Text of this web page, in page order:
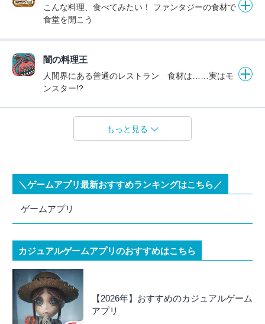
こんな料理、食べてみたい！ ファンタジーの食材で
食堂を開こう
闇の料理王
人間界にある普通のレストラン 食材は……実はモ
ンスター!?
もっと見る
＼ゲームアプリ最新おすすめランキングはこちら／
ゲームアプリ
カジュアルゲームアプリのおすすめはこちら
【2026年】おすすめのカジュアルゲーム
アプリ